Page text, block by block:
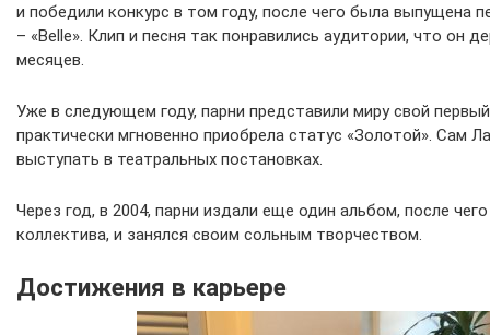
и победили конкурс в том году, после чего была выпущена
– «Belle». Клип и песня так понравились аудитории, что он
месяцев.
Уже в следующем году, парни представили миру свой
практически мгновенно приобрела статус «Золотой». Сам
выступать в театральных постановках.
Через год, в 2004, парни издали еще один альбом, после
коллектива, и занялся своим сольным творчеством.
Достижения в карьере